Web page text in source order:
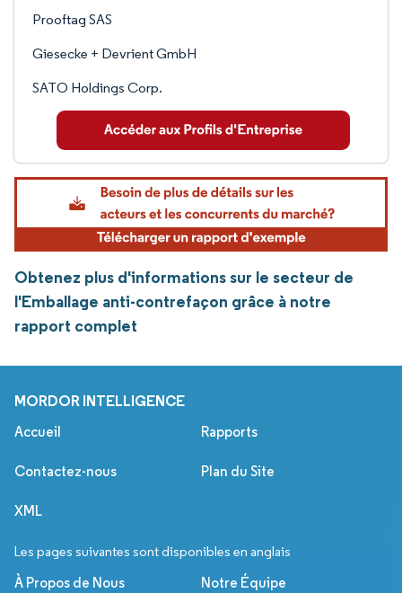
Prooftag SAS
Giesecke + Devrient GmbH
SATO Holdings Corp.
Obtenez plus d'informations sur le secteur de
l'Emballage anti-contrefaçon grâce à notre
rapport complet
MORDOR INTELLIGENCE
Accueil Rapports
Contactez-nous Plan du Site
XML
Les pages suivantes sont disponibles en anglais
À Propos de Nous Notre Équipe